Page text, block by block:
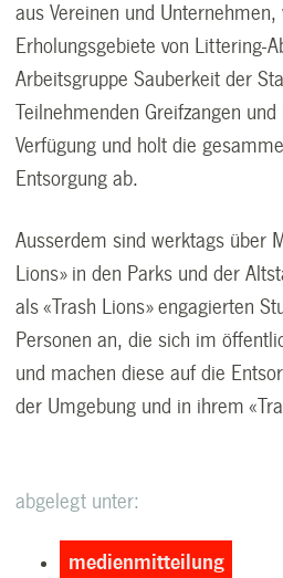
aus Vereinen und
Erholungsgebiete von Littering-
Arbeitsgruppe Sauberkeit der
Teilnehmenden Greifzangen
Verfügung und holt die
Entsorgung ab.
Ausserdem sind werktags über
Lions» in den Parks und der
als «Trash Lions» engagierten
Personen an, die sich im
und machen diese auf die
der Umgebung und in ihrem
abgelegt unter:
medienmitteilung